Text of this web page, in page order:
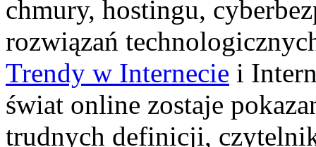
chmury, hostingu,
rozwiązań
Trendy w Internecie i
świat online zostaje
trudnych definicji,